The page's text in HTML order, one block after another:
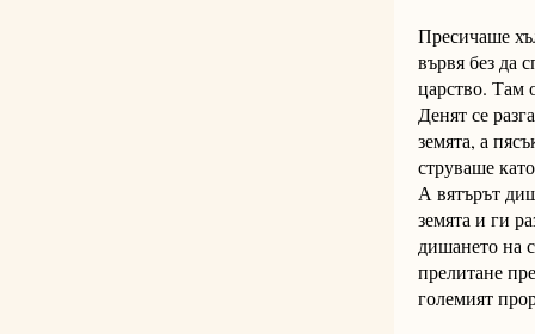
Пресичаше
вървя без да
царство. Там
Денят се
земята, а
струваше
А вятърът
земята и ги
дишането на
прелитане
големият